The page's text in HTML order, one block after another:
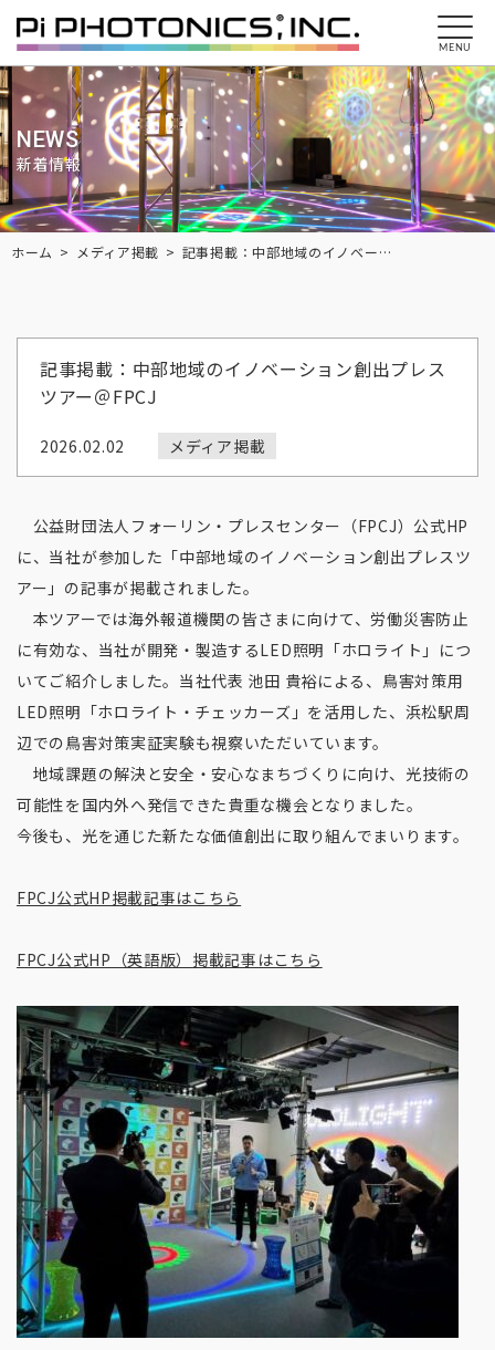
MENU
NEWS
新着情報
Breadcrumbs
ホーム メディア掲載 記事掲載：中部地域のイノベーション創出プレスツアー＠FPCJ
記事掲載：中部地域のイノベーション創出プレス
ツアー＠FPCJ
2026.02.02 メディア掲載
公益財団法人フォーリン・プレスセンター（FPCJ）公式HP
に、当社が参加した「中部地域のイノベーション創出プレスツ
アー」の記事が掲載されました。
本ツアーでは海外報道機関の皆さまに向けて、労働災害防止
に有効な、当社が開発・製造するLED照明「ホロライト」につ
いてご紹介しました。当社代表 池田 貴裕による、鳥害対策用
LED照明「ホロライト・チェッカーズ」を活用した、浜松駅周
辺での鳥害対策実証実験も視察いただいています。
地域課題の解決と安全・安心なまちづくりに向け、光技術の
可能性を国内外へ発信できた貴重な機会となりました。
今後も、光を通じた新たな価値創出に取り組んでまいります。
FPCJ公式HP掲載記事はこちら
FPCJ公式HP（英語版）掲載記事はこちら